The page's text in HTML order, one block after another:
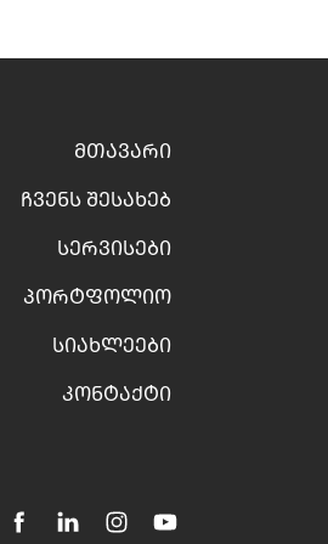
ᲛᲗᲐᲕᲐᲠᲘ
ᲩᲕᲔᲜᲡ ᲨᲔᲡᲐᲮᲔᲑ
ᲡᲔᲠᲕᲘᲡᲔᲑᲘ
ᲞᲝᲠᲢᲤᲝᲚᲘᲝ
ᲡᲘᲐᲮᲚᲔᲔᲑᲘ
ᲙᲝᲜᲢᲐᲥᲢᲘ